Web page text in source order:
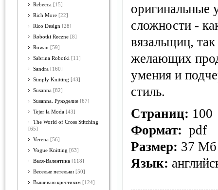
Rebecca [15]
Rich More [22]
Rico Design [28]
Robotki Reczne [8]
Rowan [59]
Sabrina Robotki [11]
Sandra [160]
Simply Knitting [43]
Susanna [82]
Susanna. Рукоделие [67]
Tejer la Moda [43]
The World of Cross Stitching
[65]
Verena [56]
Vogue Knitting [63]
Валя-Валентина [118]
Веселые петельки [50]
Вышиваю крестиком [124]
оригинальные
сложности -
вязальщиц,
желающих
умения и
стиль.
Страниц: 100
Формат: pdf
Размер: 37 Мб
Язык: